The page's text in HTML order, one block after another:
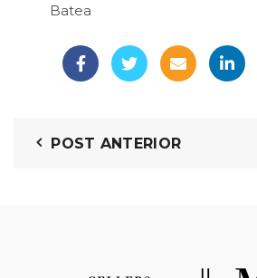
Batea
POST ANTERIOR